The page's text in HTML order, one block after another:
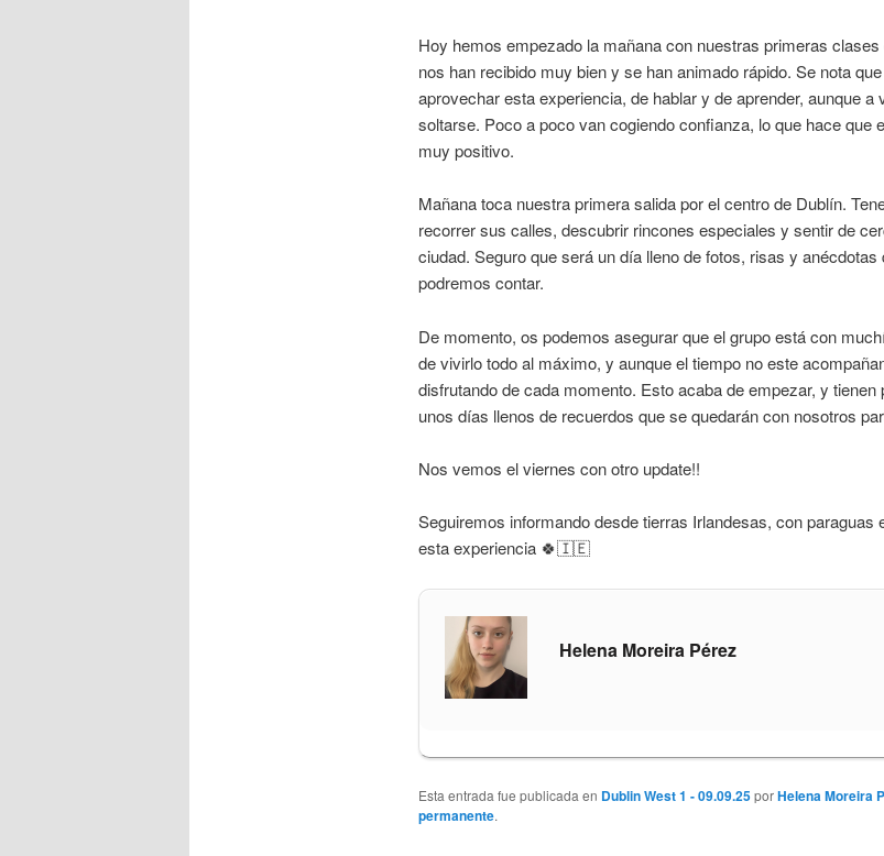
Hoy hemos empezado la mañana con nuestras primeras
nos han recibido muy bien y se han animado rápido. Se nota
aprovechar esta experiencia, de hablar y de aprender, aunque
soltarse. Poco a poco van cogiendo confianza, lo que hace que
muy positivo.
Mañana toca nuestra primera salida por el centro de Dublín.
recorrer sus calles, descubrir rincones especiales y sentir de
ciudad. Seguro que será un día lleno de fotos, risas y anécdotas
podremos contar.
De momento, os podemos asegurar que el grupo está con
de vivirlo todo al máximo, y aunque el tiempo no este
disfrutando de cada momento. Esto acaba de empezar, y tienen
unos días llenos de recuerdos que se quedarán con nosotros
Nos vemos el viernes con otro update!!
Seguiremos informando desde tierras Irlandesas, con paraguas
esta experiencia 🍀🇮🇪
Helena Moreira Pérez
Esta entrada fue publicada en Dublin West 1 - 09.09.25porHelena Moreira
permanente.